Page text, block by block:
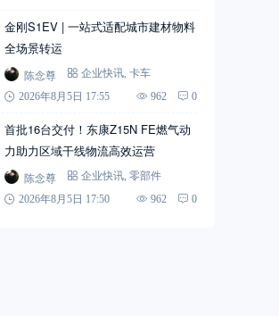
金刚S1EV | 一站式适配城市建材物料
全场景转运
陈念尊 企业快讯 卡车
2026年8月5日 17:55
962 0
首批16台交付！东康Z15N FE燃气动
力助力区域干线物流高效运营
陈念尊 企业快讯 零部件
2026年8月5日 17:50
962 0